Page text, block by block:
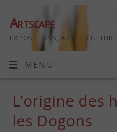
Artscape
EXPOSITIONS, ART ET CULTURE
MENU
L’origine des
les Dogons